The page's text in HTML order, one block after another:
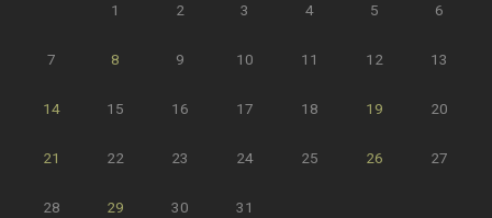
1 2 3 4 5 6
7 8 9 10 11 12 13
14 15 16 17 18 19 20
21 22 23 24 25 26 27
28 29 30 31